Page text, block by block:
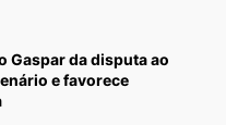
Gaspar da disputa ao
e favorece